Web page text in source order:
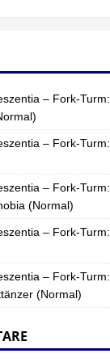
– Fork-Turm:
– Fork-Turm:
– Fork-Turm:
(Normal)
– Fork-Turm:
– Fork-Turm:
(Normal)